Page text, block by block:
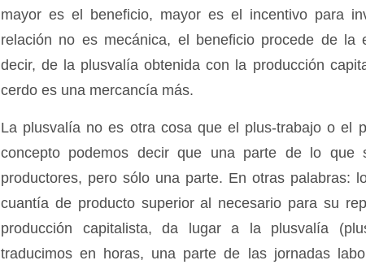
mayor es el beneficio, mayor es el incentivo para
relación no es mecánica, el beneficio procede de la
decir, de la plusvalía obtenida con la producción
cerdo es una mercancía más.
La plusvalía no es otra cosa que el plus-trabajo o el
concepto podemos decir que una parte de lo
productores, pero sólo una parte. En otras palabras:
cuantía de producto superior al necesario para su
producción capitalista, da lugar a la plusvalía
traducimos en horas, una parte de las jornadas